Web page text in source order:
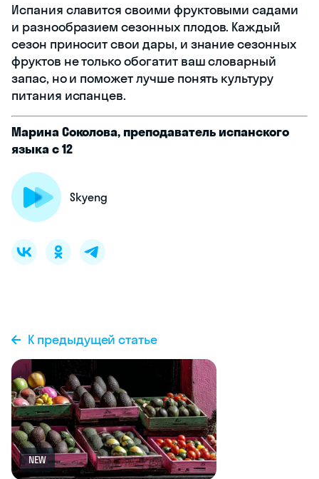
Испания славится своими фруктовыми садами
и разнообразием сезонных плодов. Каждый
сезон приносит свои дары, и знание сезонных
фруктов не только обогатит ваш словарный
запас, но и поможет лучше понять культуру
питания испанцев.
Марина Соколова, преподаватель испанского
языка с 12
Skyeng
К предыдущей статье
NEW